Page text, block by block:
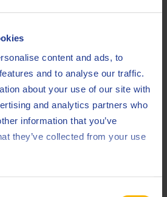
content and ads, to
and to analyse our traffic.
about your use of our site with
and analytics partners who
information that you’ve
they’ve collected from your use
und eine hoch angesehene und
Unterstützung vor Ort, ein
ein starker Fokus auf Innovation
zur Förderung langfristiger
Kunden. Darum ist es so einfach, mit
in einem boomenden